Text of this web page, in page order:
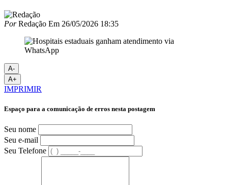
PorRedação Em 26/05/2026 18:35
A-
A+
IMPRIMIR
Espaço para a comunicação de erros nesta postagem
Seu nome
Seu e-mail
Seu Telefone